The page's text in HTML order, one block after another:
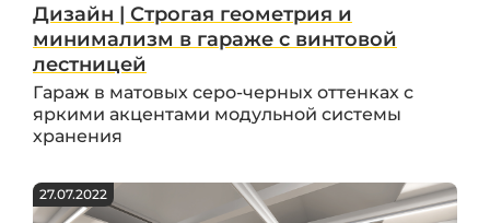
Дизайн | Строгая геометрия и
минимализм в гараже с винтовой
лестницей
Гараж в матовых серо-черных оттенках с
яркими акцентами модульной системы
хранения
27.07.2022